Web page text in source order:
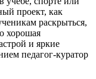
проект, как
раскрыться,
хорошая
и яркие
педагог-куратор